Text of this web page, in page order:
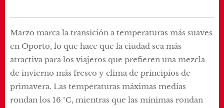
Marzo marca la transición a temperaturas más suaves
en Oporto, lo que hace que la ciudad sea más
atractiva para los viajeros que prefieren una mezcla
de invierno más fresco y clima de principios de
primavera. Las temperaturas máximas medias
rondan los 16 °C, mientras que las mínimas rondan